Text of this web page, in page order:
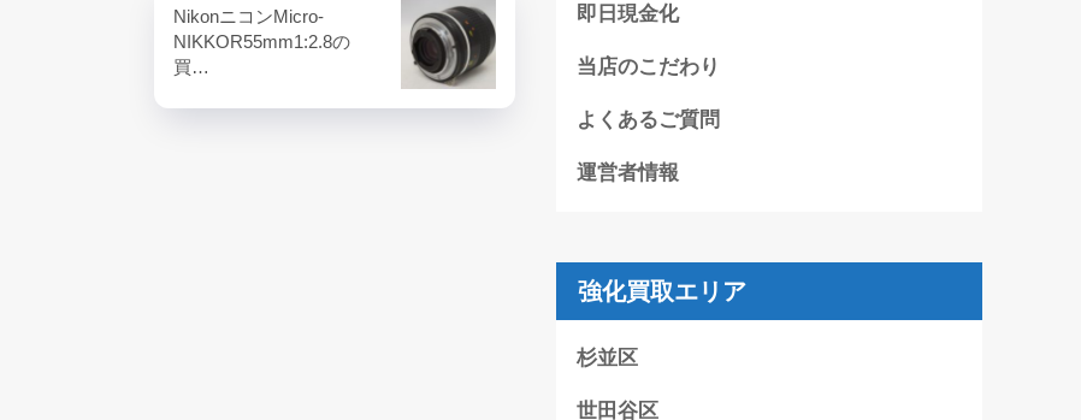
NikonニコンMicro-
NIKKOR55mm1:2.8の
買…
即日現金化
当店のこだわり
よくあるご質問
運営者情報
強化買取エリア
杉並区
世田谷区